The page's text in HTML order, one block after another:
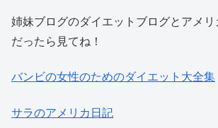
姉妹ブログのダイエットブログとアメ
だったら見てね！
バンビの女性のためのダイエット大全集
サラのアメリカ日記